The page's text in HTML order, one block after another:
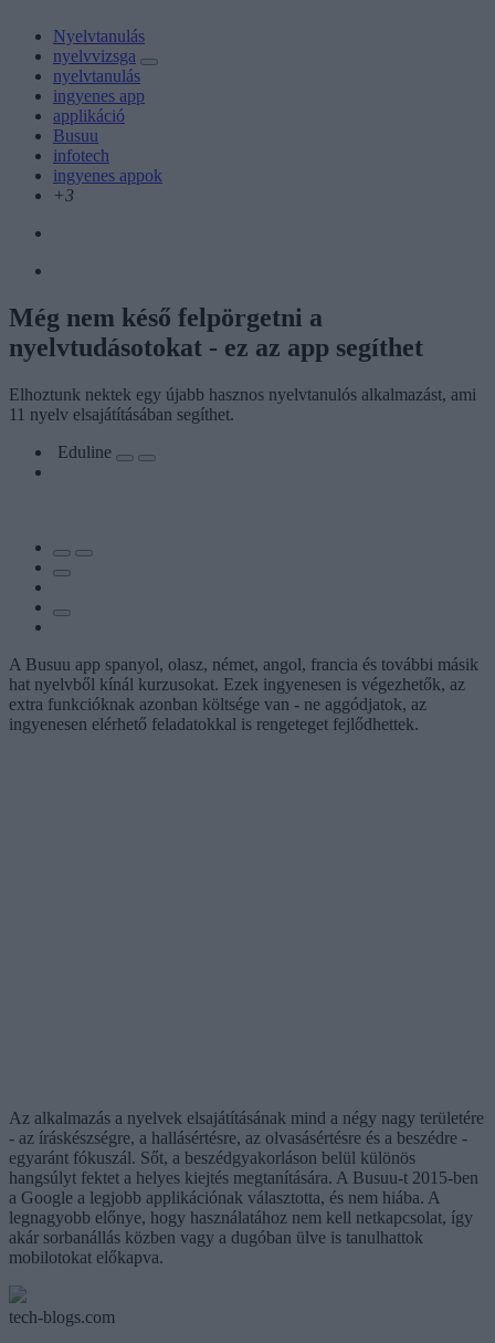
Nyelvtanulás
nyelvvizsga
nyelvtanulás
ingyenes app
applikáció
Busuu
infotech
ingyenes appok
+3
Még nem késő felpörgetni a
nyelvtudásotokat - ez az app segíthet
Elhoztunk nektek egy újabb hasznos nyelvtanulós alkalmazást, ami
11 nyelv elsajátításában segíthet.
Eduline
A Busuu app spanyol, olasz, német, angol, francia és további másik
hat nyelvből kínál kurzusokat. Ezek ingyenesen is végezhetők, az
extra funkcióknak azonban költsége van - ne aggódjatok, az
ingyenesen elérhető feladatokkal is rengeteget fejlődhettek.
Az alkalmazás a nyelvek elsajátításának mind a négy nagy területére
- az íráskészségre, a hallásértésre, az olvasásértésre és a beszédre -
egyaránt fókuszál. Sőt, a beszédgyakorláson belül különös
hangsúlyt fektet a helyes kiejtés megtanítására. A Busuu-t 2015-ben
a Google a legjobb applikációnak választotta, és nem hiába. A
legnagyobb előnye, hogy használatához nem kell netkapcsolat, így
akár sorbanállás közben vagy a dugóban ülve is tanulhattok
mobilotokat előkapva.
tech-blogs.com